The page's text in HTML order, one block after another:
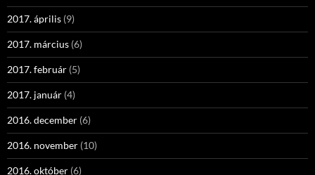
2017. április (9)
2017. március (6)
2017. február (5)
2017. január (4)
2016. december (6)
2016. november (10)
2016. október (6)